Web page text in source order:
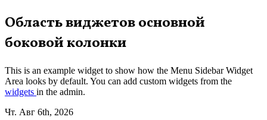
Перейти
к
содержимому
Область виджетов основной
боковой колонки
This is an example widget to show how the Menu Sidebar Widget
Area looks by default. You can add custom widgets from the
widgets in the admin.
Чт. Авг 6th, 2026